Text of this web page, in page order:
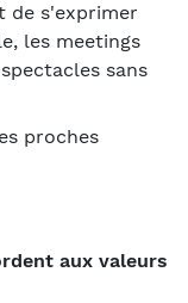
de s'exprimer
les meetings
sans
proches
aux valeurs